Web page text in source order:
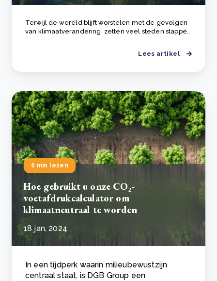
Terwijl de wereld blijft worstelen met de gevolgen
van klimaatverandering, zetten veel steden stappe..
Lees artikel
6 min lezen
Hoe gebruikt u onze CO₂-
voetafdrukcalculator om
klimaatneutraal te worden
18 jan, 2024
In een tijdperk waarin milieubewustzijn
centraal staat, is DGB Group een